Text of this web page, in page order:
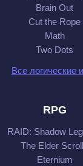
Brain Out
Cut the Rope
Math
Two Dots
Все логические
RPG
RAID: Shadow
The Elder
Eternium